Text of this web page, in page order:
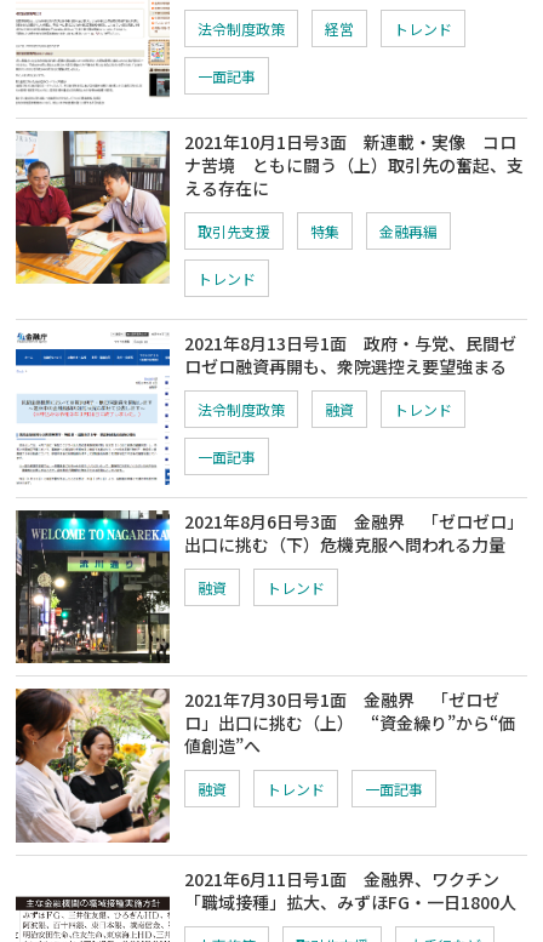
法令制度政策 経営 トレンド
一面記事
2021年10月1日号3面 新連載・実像 コロ
ナ苦境 ともに闘う（上）取引先の奮起、支
える存在に
取引先支援 特集 金融再編
トレンド
2021年8月13日号1面 政府・与党、民間ゼ
ロゼロ融資再開も、衆院選控え要望強まる
法令制度政策 融資 トレンド
一面記事
2021年8月6日号3面 金融界 「ゼロゼロ」
出口に挑む（下）危機克服へ問われる力量
融資 トレンド
2021年7月30日号1面 金融界 「ゼロゼ
ロ」出口に挑む（上） “資金繰り”から“価
値創造”へ
融資 トレンド 一面記事
2021年6月11日号1面 金融界、ワクチン
「職域接種」拡大、みずほFG・一日1800人